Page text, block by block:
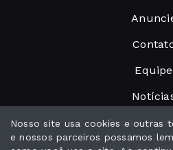
Equipe
Peça sua
Nosso site usa cookies e outras
e nossos parceiros possamos